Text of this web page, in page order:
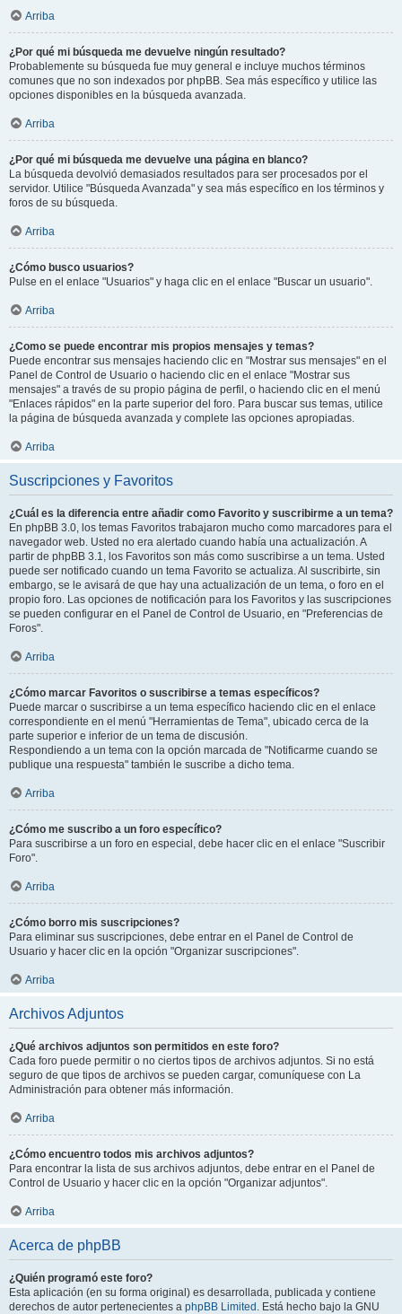
Arriba
¿Por qué mi búsqueda me devuelve ningún resultado?
Probablemente su búsqueda fue muy general e incluye muchos términos
comunes que no son indexados por phpBB. Sea más específico y utilice las
opciones disponibles en la búsqueda avanzada.
Arriba
¿Por qué mi búsqueda me devuelve una página en blanco?
La búsqueda devolvió demasiados resultados para ser procesados por el
servidor. Utilice "Búsqueda Avanzada" y sea más específico en los términos y
foros de su búsqueda.
Arriba
¿Cómo busco usuarios?
Pulse en el enlace "Usuarios" y haga clic en el enlace "Buscar un usuario".
Arriba
¿Como se puede encontrar mis propios mensajes y temas?
Puede encontrar sus mensajes haciendo clic en "Mostrar sus mensajes" en el
Panel de Control de Usuario o haciendo clic en el enlace "Mostrar sus
mensajes" a través de su propio página de perfil, o haciendo clic en el menú
"Enlaces rápidos" en la parte superior del foro. Para buscar sus temas, utilice
la página de búsqueda avanzada y complete las opciones apropiadas.
Arriba
Suscripciones y Favoritos
¿Cuál es la diferencia entre añadir como Favorito y suscribirme a un tema?
En phpBB 3.0, los temas Favoritos trabajaron mucho como marcadores para el
navegador web. Usted no era alertado cuando había una actualización. A
partir de phpBB 3.1, los Favoritos son más como suscribirse a un tema. Usted
puede ser notificado cuando un tema Favorito se actualiza. Al suscribirte, sin
embargo, se le avisará de que hay una actualización de un tema, o foro en el
propio foro. Las opciones de notificación para los Favoritos y las suscripciones
se pueden configurar en el Panel de Control de Usuario, en "Preferencias de
Foros".
Arriba
¿Cómo marcar Favoritos o suscribirse a temas específicos?
Puede marcar o suscribirse a un tema específico haciendo clic en el enlace
correspondiente en el menú "Herramientas de Tema", ubicado cerca de la
parte superior e inferior de un tema de discusión.
Respondiendo a un tema con la opción marcada de "Notificarme cuando se
publique una respuesta" también le suscribe a dicho tema.
Arriba
¿Cómo me suscribo a un foro específico?
Para suscribirse a un foro en especial, debe hacer clic en el enlace "Suscribir
Foro".
Arriba
¿Cómo borro mis suscripciones?
Para eliminar sus suscripciones, debe entrar en el Panel de Control de
Usuario y hacer clic en la opción "Organizar suscripciones".
Arriba
Archivos Adjuntos
¿Qué archivos adjuntos son permitidos en este foro?
Cada foro puede permitir o no ciertos tipos de archivos adjuntos. Si no está
seguro de que tipos de archivos se pueden cargar, comuníquese con La
Administración para obtener más información.
Arriba
¿Cómo encuentro todos mis archivos adjuntos?
Para encontrar la lista de sus archivos adjuntos, debe entrar en el Panel de
Control de Usuario y hacer clic en la opción "Organizar adjuntos".
Arriba
Acerca de phpBB
¿Quién programó este foro?
Esta aplicación (en su forma original) es desarrollada, publicada y contiene
derechos de autor pertenecientes a phpBB Limited . Está hecho bajo la GNU